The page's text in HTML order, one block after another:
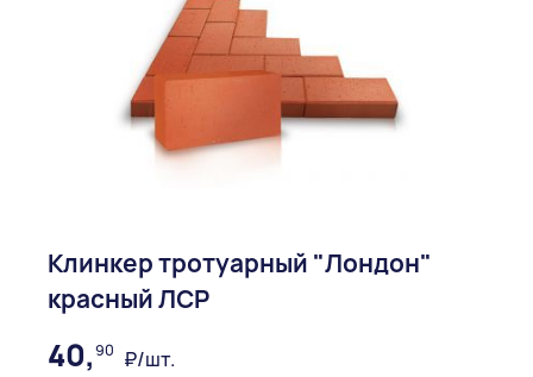
Клинкер тротуарный "Лондон"
красный ЛСР
40,90 ₽/шт.